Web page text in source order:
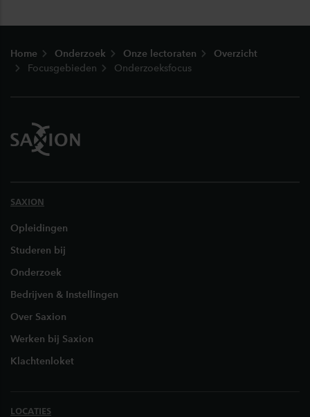
Home Onderzoek Onze lectoraten
Overzicht
Focusgebieden
Onderzoeksfocus
SAXION
Opleidingen
Studeren bij
Onderzoek
Bedrijven & Instellingen
Over Saxion
Werken bij Saxion
Klachtenloket
LOCATIES